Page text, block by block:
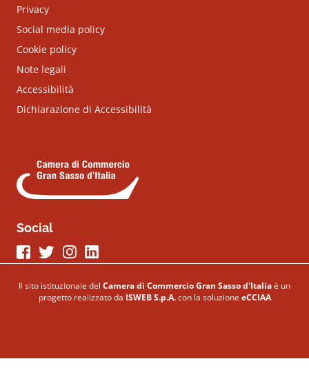
Privacy
Social media policy
Cookie policy
Note legali
Accessibilità
Dichiarazione di Accessibilità
Social
Seguici su Facebook
Seguici su Twitter
Seguici su Instagram
Seguici su LinkeIn
Il sito istituzionale del Camera di Commercio Gran Sasso d'Italia è un
progetto realizzato da ISWEB S.p.A. con la soluzione eCCIAA